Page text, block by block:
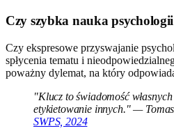
Czy szybka nauka
Czy ekspresowe przyswajanie
spłycenia tematu i
poważny dylemat, na który
"Klucz to świadomość
etykietowanie innych." —
SWPS, 2024